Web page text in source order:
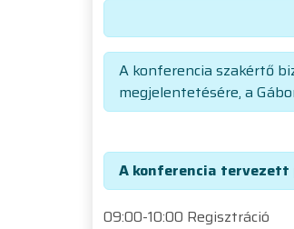
A konferencia szakértő
megjelentetésére, a
A konferencia tervezett
09:00-10:00 Regisztráció